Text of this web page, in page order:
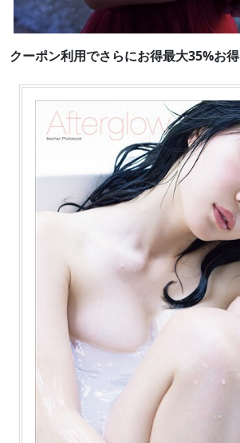
クーポン利用でさらにお得最大35%お得